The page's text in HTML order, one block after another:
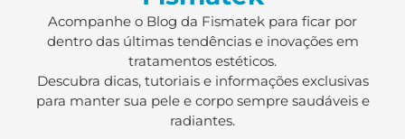
Acompanhe o Blog da Fismatek para ficar por
dentro das últimas tendências e inovações em
tratamentos estéticos.
Descubra dicas, tutoriais e informações exclusivas
para manter sua pele e corpo sempre saudáveis e
radiantes.